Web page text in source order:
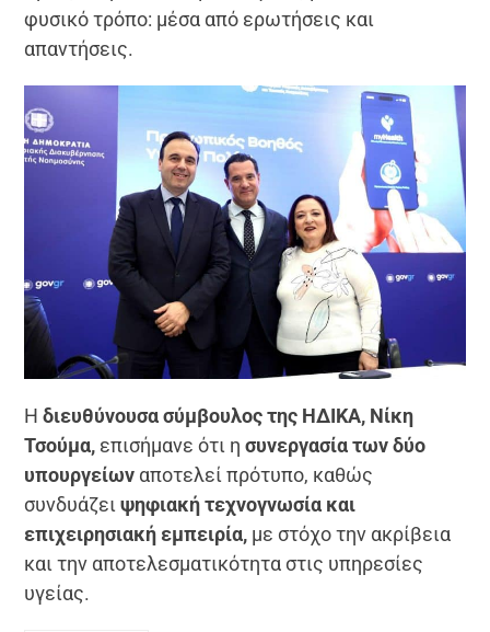
φυσικό τρόπο: μέσα από ερωτήσεις και
απαντήσεις.
Ηδιευθύνουσα σύμβουλος της ΗΔΙΚΑ, Νίκη
Τσούμα, επισήμανε ότι ησυνεργασία των δύο
υπουργείων αποτελεί πρότυπο, καθώς
συνδυάζειψηφιακή τεχνογνωσία και
επιχειρησιακή εμπειρία, με στόχο την ακρίβεια
και την αποτελεσματικότητα στις υπηρεσίες
υγείας.